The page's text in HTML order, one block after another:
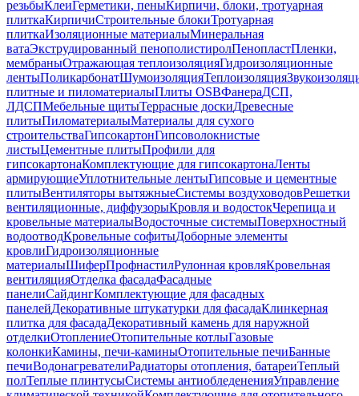
резьбыКлеиГерметики, пеныКирпичи, блоки, тротуарная
плиткаКирпичиСтроительные блокиТротуарная
плиткаИзоляционные материалыМинеральная
ватаЭкструдированный пенополистиролПенопластПленки,
мембраныОтражающая теплоизоляцияГидроизоляционные
лентыПоликарбонатШумоизоляцияТеплоизоляция
плитные и пиломатериалыПлиты OSBФанераДСП,
ЛДСПМебельные щитыТеррасные доскиДревесные
плитыПиломатериалыМатериалы для сухого
строительстваГипсокартонГипсоволокнистые
листыЦементные плитыПрофили для
гипсокартонаКомплектующие для гипсокартонаЛенты
армирующиеУплотнительные лентыГипсовые и цементные
плитыВентиляторы вытяжныеСистемы воздуховодовРешетки
вентиляционные, диффузорыКровля и водостокЧерепица и
кровельные материалыВодосточные системыПоверхностный
водоотводКровельные софитыДоборные элементы
кровлиГидроизоляционные
материалыШиферПрофнастилРулонная кровляКровельная
вентиляцияОтделка фасадаФасадные
панелиСайдингКомплектующие для фасадных
панелейДекоративные штукатурки для фасадаКлинкерная
плитка для фасадаДекоративный камень для наружной
отделкиОтоплениеОтопительные котлыГазовые
колонкиКамины, печи-каминыОтопительные печиБанные
печиВодонагревателиРадиаторы отопления, батареиТеплый
полТеплые плинтусыСистемы антиобледененияУправление